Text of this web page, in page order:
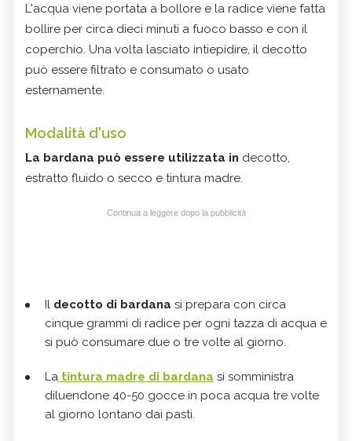
L'acqua viene portata a bollore e la radice viene fatta
bollire per circa dieci minuti a fuoco basso e con il
coperchio. Una volta lasciato intiepidire, il decotto
può essere filtrato e consumato o usato
esternamente.
Modalità d'uso
La bardana può essere utilizzata in decotto,
estratto fluido o secco e tintura madre.
Continua a leggere dopo la pubblicità
Il decotto di bardana si prepara con circa
cinque grammi di radice per ogni tazza di acqua e
si può consumare due o tre volte al giorno.
La tintura madre di bardana si somministra
diluendone 40-50 gocce in poca acqua tre volte
al giorno lontano dai pasti.